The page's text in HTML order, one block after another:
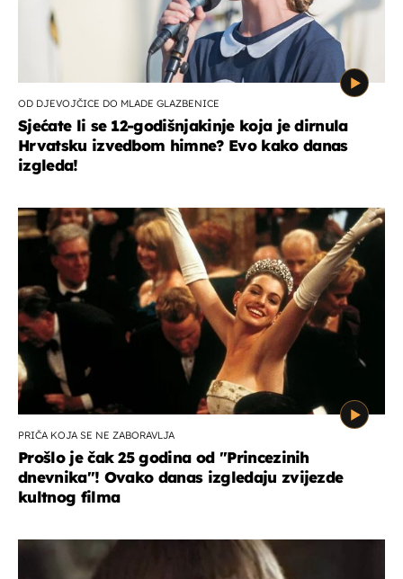
OD DJEVOJČICE DO MLADE GLAZBENICE
Sjećate li se 12-godišnjakinje koja je dirnula
Hrvatsku izvedbom himne? Evo kako danas
izgleda!
PRIČA KOJA SE NE ZABORAVLJA
Prošlo je čak 25 godina od ''Princezinih
dnevnika''! Ovako danas izgledaju zvijezde
kultnog filma